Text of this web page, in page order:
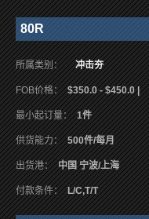
80R
所属类别： 冲击夯
FOB价格： $350.0 - $450.0 |
最小起订量： 1件
供货能力： 500件/每月
出货港： 中国 宁波/上海
付款条件： L/C,T/T